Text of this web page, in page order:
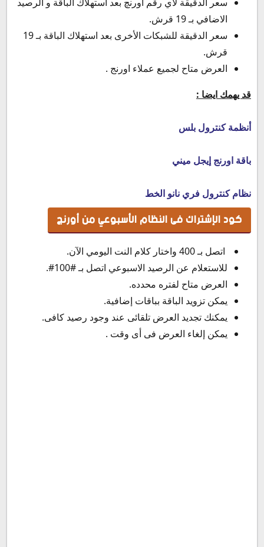
الاضافي بـ 19 قرش.
سعر الدقيقة للشبكات الأخرى بعد استهلاك الباقة بـ 19
قرش.
العرض متاح لجميع عملاء اورنج .
قد يهمك ايضا :
أنظمة كنترول بلس
باقة اورنج إيجل ميني
نظام كنترول فري نانو الخط
كود الإشتراك فى النظام الأسبوعي من أورنج
اتصل بـ 400 واختار كلام النت اليومي الآن.
للاستعلام عن الرصيد الاسبوعي اتصل بـ #100#.
العرض متاح لفتره محدده.
يمكن تزويد الباقة بباقات إضافية.
يمكنك تجديد العرض تلقائى عند وجود رصيد كافى.
يمكن إلغاء العرض فى أى وقت .